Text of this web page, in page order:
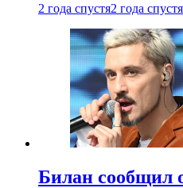
2 года спустя2 года спустя
Билан сообщил